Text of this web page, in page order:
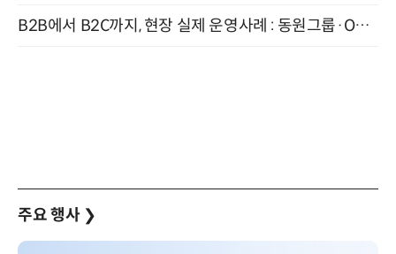
B2B에서 B2C까지, 현장 실제 운영사례 : 동원그룹·OCI·다이닝브랜즈그룹·당근 (8/27)
주요 행사 ❯